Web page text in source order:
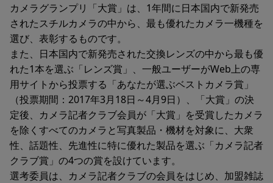
カメラグランプリ「大賞」は、1年間に日本国内で新発売
されたスチルカメラの中から、最も優れたカメラ一機種を
選び、表彰するものです。
また、日本国内で新発売された交換レンズの中から最も優
れた1本を選ぶ「レンズ賞」、一般ユーザーがWeb上の専
用サイトから投票する「あなたが選ぶベストカメラ賞」
（投票期間：2017年3月18日～4月9日）、「大賞」の決
定後、カメラ記者クラブ会員が「大賞」を受賞したカメラ
を除くすべてのカメラと写真製品・機材を対象に、大衆
性、話題性、先進性に特に優れた製品を選ぶ「カメラ記者
クラブ賞」の4つの賞を設けています。
選考委員は、カメラ記者クラブの会員をはじめ、加盟雑誌